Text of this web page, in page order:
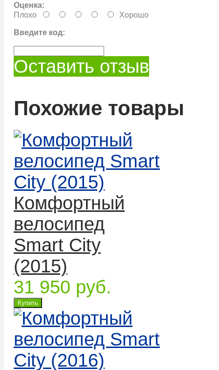
Оценка:
Плохо
Хорошо
Введите код:
Оставить отзыв
Похожие товары
Комфортный
велосипед
Smart City
(2015)
31 950 руб.